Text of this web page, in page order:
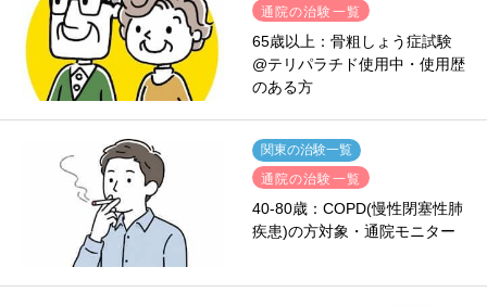
通院の治験一覧
65歳以上：骨粗しょう症試験
@テリパラチド使用中・使用歴
のある方
関東の治験一覧
通院の治験一覧
40-80歳：COPD(慢性閉塞性肺
疾患)の方対象・通院モニター